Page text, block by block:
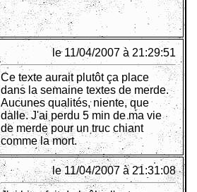
le 11/04/2007 à 21:29:51
Ce texte aurait plutôt ça place
dans la semaine textes de merde.
Aucunes qualités, niente, que
dalle. J'ai perdu 5 min de ma vie
de merde pour un truc chiant
comme la mort.
le 11/04/2007 à 21:31:08